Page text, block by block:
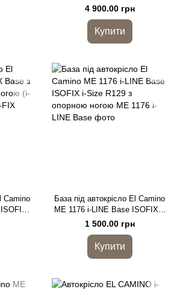
87 см) ISOFIX
4 900.00 грн
Купити
Camino
R129)
База під автокрісло El Camino
ME 1176 i-LINE Base ISOFIX i-
Size R129 з опорною ногою
1 500.00 грн
Купити